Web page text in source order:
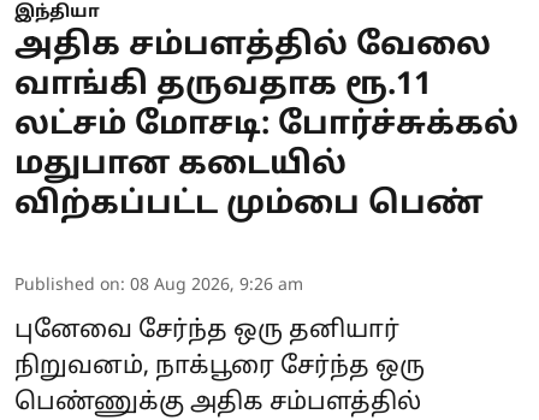
இந்தியா
அதிக சம்பளத்தில் வேலை
வாங்கி தருவதாக ரூ.11
லட்சம் மோசடி: போர்ச்சுக்கல்
மதுபான கடையில்
விற்கப்பட்ட மும்பை பெண்
Published on: 08 Aug 2026, 9:26 am
புனேவை சேர்ந்த ஒரு தனியார்
நிறுவனம், நாக்பூரை சேர்ந்த ஒரு
பெண்ணுக்கு அதிக சம்பளத்தில்